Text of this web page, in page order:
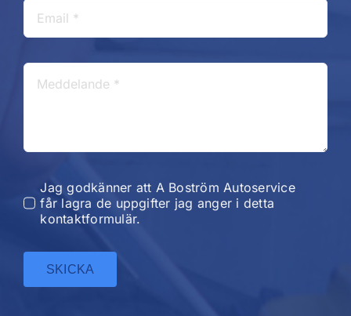
Jag godkänner att A Boström Autoservice
får lagra de uppgifter jag anger i detta
kontaktformulär.
SKICKA